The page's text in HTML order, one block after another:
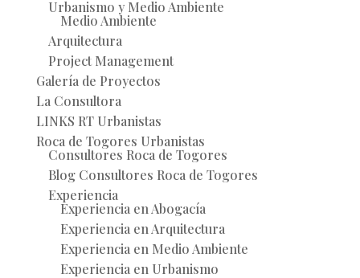
Urbanismo y Medio Ambiente
Medio Ambiente
Arquitectura
Project Management
Galería de Proyectos
La Consultora
LINKS RT Urbanistas
Roca de Togores Urbanistas
Consultores Roca de Togores
Blog Consultores Roca de Togores
Experiencia
Experiencia en Abogacía
Experiencia en Arquitectura
Experiencia en Medio Ambiente
Experiencia en Urbanismo